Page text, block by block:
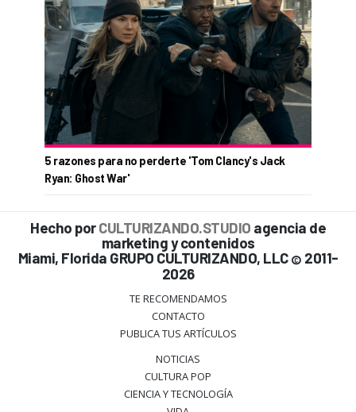
5 razones para no perderte 'Tom Clancy's Jack
Ryan: Ghost War'
Hecho porCULTURIZANDO.STUDIO agencia de
marketing y contenidos
Miami, Florida GRUPO CULTURIZANDO, LLC © 2011-
2026
TE RECOMENDAMOS
CONTACTO
PUBLICA TUS ARTÍCULOS
NOTICIAS
CULTURA POP
CIENCIA Y TECNOLOGÍA